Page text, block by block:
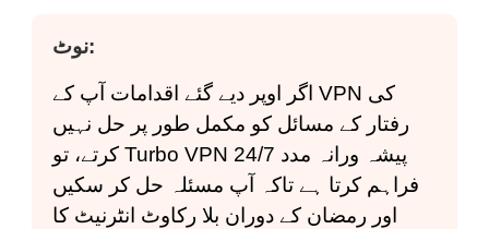
نوٹ:
اگر اوپر دیے گئے اقدامات آپ کے VPN کی
رفتار کے مسائل کو مکمل طور پر حل نہیں
کرتے، تو Turbo VPN 24/7 پیشہ ورانہ مدد
فراہم کرتا ہے تاکہ آپ مسئلہ حل کر سکیں
اور رمضان کے دوران بلا رکاوٹ انٹرنیٹ کا